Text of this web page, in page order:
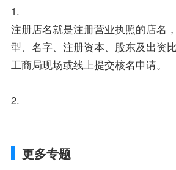
1.
注册店名就是注册营业执照的店名
型、名字、注册资本、股东及出资
工商局现场或线上提交核名申请。
2.
更多专题